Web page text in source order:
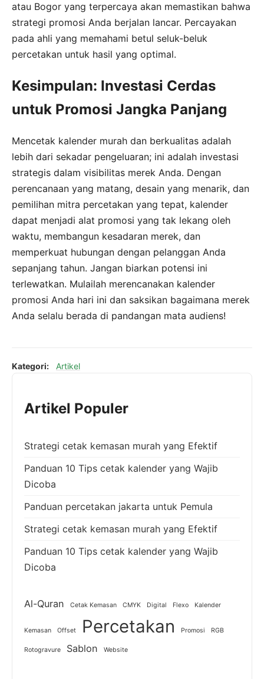
atau Bogor yang terpercaya akan memastikan bahwa
strategi promosi Anda berjalan lancar. Percayakan
pada ahli yang memahami betul seluk-beluk
percetakan untuk hasil yang optimal.
Kesimpulan: Investasi Cerdas
untuk Promosi Jangka Panjang
Mencetak kalender murah dan berkualitas adalah
lebih dari sekadar pengeluaran; ini adalah investasi
strategis dalam visibilitas merek Anda. Dengan
perencanaan yang matang, desain yang menarik, dan
pemilihan mitra percetakan yang tepat, kalender
dapat menjadi alat promosi yang tak lekang oleh
waktu, membangun kesadaran merek, dan
memperkuat hubungan dengan pelanggan Anda
sepanjang tahun. Jangan biarkan potensi ini
terlewatkan. Mulailah merencanakan kalender
promosi Anda hari ini dan saksikan bagaimana merek
Anda selalu berada di pandangan mata audiens!
Kategori: Artikel
Artikel Populer
Strategi cetak kemasan murah yang Efektif
Panduan 10 Tips cetak kalender yang Wajib
Dicoba
Panduan percetakan jakarta untuk Pemula
Strategi cetak kemasan murah yang Efektif
Panduan 10 Tips cetak kalender yang Wajib
Dicoba
Al-Quran Cetak Kemasan CMYK Digital Flexo Kalender
Kemasan Offset Percetakan Promosi RGB
Rotogravure Sablon Website